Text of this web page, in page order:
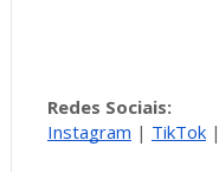
Redes Sociais:
Instagram | TikTok|